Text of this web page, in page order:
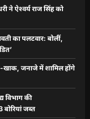
ने ऐश्वर्य राज सिंह को
का पलटवार: बोलीं,
जनाजे में शामिल होंगे
विभाग की
बोरियां जब्त